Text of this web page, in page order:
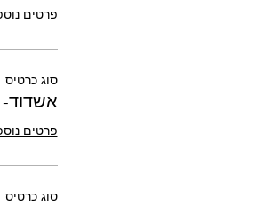
פרטים
סוג כרטיס
אשדוד-
פרטים
סוג כרטיס